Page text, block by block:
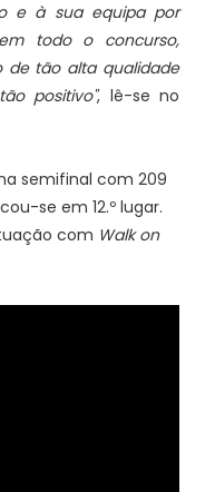
e à sua equipa por
todo o concurso,
de tão alta qualidade
positivo", lê-se no
semifinal com 209
se em 12.º lugar.
com Walk on